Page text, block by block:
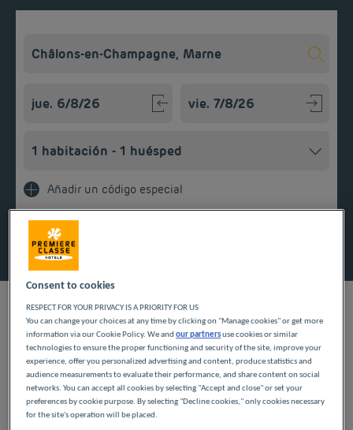
Añadir un código especial
NUESTROS HOTELES A
PRECIOS BAJOS EN
CHÂLONS-EN-
Consent to cookies
RESPECT FOR YOUR PRIVACY IS A PRIORITY FOR US
You can change your choices at any time by clicking on "Manage cookies" or get more
information via our Cookie Policy. We andour partnersuse cookies or similar
technologies to ensure the proper functioning and security of the site, improve your
experience, offer you personalized advertising and content, produce statistics and
audience measurements to evaluate their performance, and share content on social
networks. You can accept all cookies by selecting "Accept and close" or set your
preferences by cookie purpose. By selecting "Decline cookies," only cookies necessary
for the site's operation will be placed.